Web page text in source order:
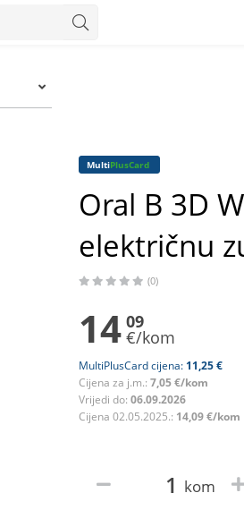
MultiPlusCard
Oral B 3D
električnu
(0)
14 09
€/kom
MultiPlusCard cijena: 11,25 €
Cijena za j.m.: 7,05 €/kom
Vrijedi do: 06.09.2026
Cijena 02.05.2025.: 14,09 €/kom
kom